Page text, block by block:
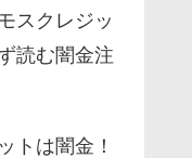
スクレジッ
読む闇金注
トは闇金！